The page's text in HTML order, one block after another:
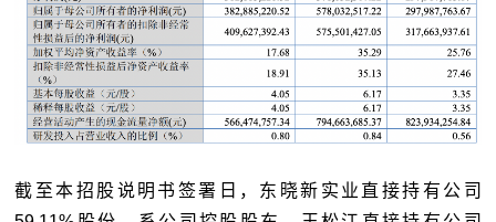
截至本招股说明书签署日，东晓新实业直接持有公司